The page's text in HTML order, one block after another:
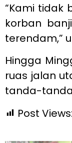
“Kami tidak
korban
terendam,”
Hingga
ruas jalan
tanda-
Post Views: